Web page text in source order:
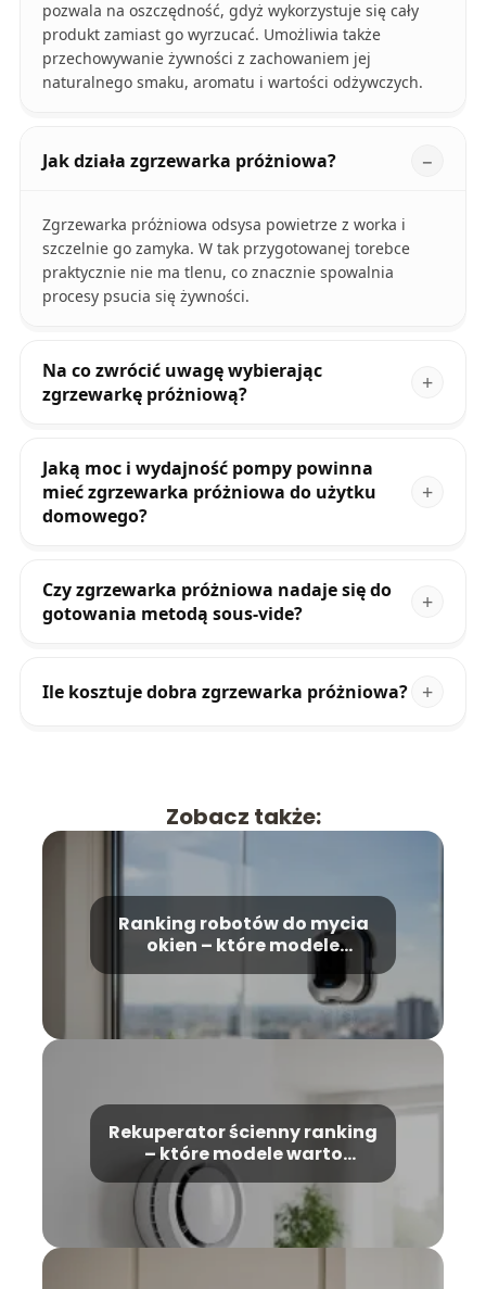
pozwala na oszczędność, gdyż wykorzystuje się cały
produkt zamiast go wyrzucać. Umożliwia także
przechowywanie żywności z zachowaniem jej
naturalnego smaku, aromatu i wartości odżywczych.
Jak działa zgrzewarka próżniowa?
Zgrzewarka próżniowa odsysa powietrze z worka i
szczelnie go zamyka. W tak przygotowanej torebce
praktycznie nie ma tlenu, co znacznie spowalnia
procesy psucia się żywności.
Na co zwrócić uwagę wybierając
zgrzewarkę próżniową?
Jaką moc i wydajność pompy powinna
mieć zgrzewarka próżniowa do użytku
domowego?
Czy zgrzewarka próżniowa nadaje się do
gotowania metodą sous-vide?
Ile kosztuje dobra zgrzewarka próżniowa?
Zobacz także:
Ranking robotów do mycia
okien – które modele
Rekuperator ścienny ranking
– które modele warto
wybrać?